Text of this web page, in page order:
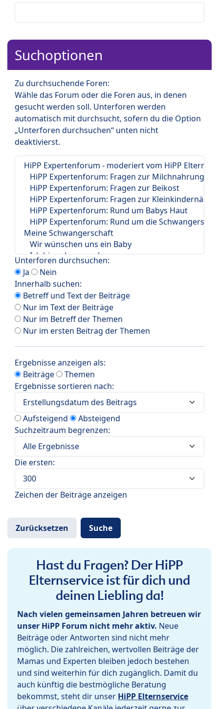
Suchoptionen
Zu durchsuchende Foren:
Wähle das Forum oder die Foren aus, in denen
gesucht werden soll. Unterforen werden
automatisch mit durchsucht, sofern du die Option
„Unterforen durchsuchen“ unten nicht
deaktivierst.
Unterforen durchsuchen:
Ja
Nein
Innerhalb suchen:
Betreff und Text der Beiträge
Nur im Text der Beiträge
Nur im Betreff der Themen
Nur im ersten Beitrag der Themen
Ergebnisse anzeigen als:
Beiträge
Themen
Ergebnisse sortieren nach:
Aufsteigend
Absteigend
Suchzeitraum begrenzen:
Die ersten:
Zeichen der Beiträge anzeigen
Hast du Fragen? Der HiPP
Elternservice ist für dich und
deinen Liebling da!
Nach vielen gemeinsamen Jahren betreuen wir
unser HiPP Forum nicht mehr aktiv. Neue
Beiträge oder Antworten sind nicht mehr
möglich. Die zahlreichen, wertvollen Beiträge der
Mamas und Experten bleiben jedoch bestehen
und sind weiterhin für dich zugänglich. Damit du
auch künftig die bestmögliche Beratung
bekommst, steht dir unser HiPP Elternservice